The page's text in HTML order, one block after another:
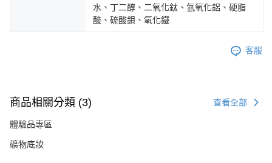
水、丁二醇、二氧化鈦、氫氧化鋁、硬脂
酸、硫酸鋇、氧化鐵
客服
商品相關分類 (3) 查看全部
體驗品專區
礦物底妝